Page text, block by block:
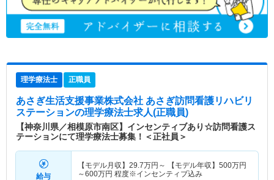
理学療法士 正職員
あさぎ生活支援事業株式会社 あさぎ訪問看護リハビリ
ステーションの理学療法士求人(正職員)
【神奈川県／相模原市南区】インセンティブあり☆訪問看護ス
テーションにて理学療法士募集！＜正社員＞
給与
【モデル月収】 29.7万円～ 【モデル年収】 500万円
～600万円 程度※インセンティブ込み